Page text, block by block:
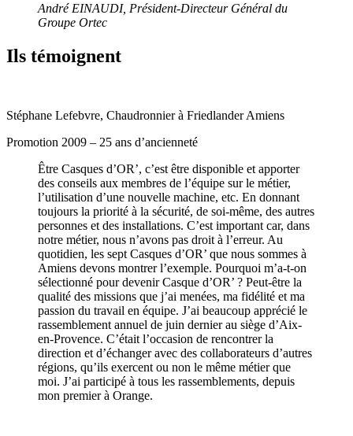
André EINAUDI, Président-Directeur Général du
Groupe Ortec
Ils témoignent
Stéphane Lefebvre, Chaudronnier à Friedlander Amiens
Promotion 2009 – 25 ans d’ancienneté
Être Casques d’OR’, c’est être disponible et apporter
des conseils aux membres de l’équipe sur le métier,
l’utilisation d’une nouvelle machine, etc. En donnant
toujours la priorité à la sécurité, de soi-même, des autres
personnes et des installations. C’est important car, dans
notre métier, nous n’avons pas droit à l’erreur. Au
quotidien, les sept Casques d’OR’ que nous sommes à
Amiens devons montrer l’exemple. Pourquoi m’a-t-on
sélectionné pour devenir Casque d’OR’ ? Peut-être la
qualité des missions que j’ai menées, ma fidélité et ma
passion du travail en équipe. J’ai beaucoup apprécié le
rassemblement annuel de juin dernier au siège d’Aix-
en-Provence. C’était l’occasion de rencontrer la
direction et d’échanger avec des collaborateurs d’autres
régions, qu’ils exercent ou non le même métier que
moi. J’ai participé à tous les rassemblements, depuis
mon premier à Orange.